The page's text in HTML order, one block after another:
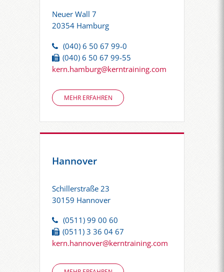
Neuer Wall 7
20354 Hamburg
(040) 6 50 67 99-0
(040) 6 50 67 99-55
kern.hamburg@kerntraining.com
MEHR ERFAHREN
Hannover
Schillerstraße 23
30159 Hannover
(0511) 99 00 60
(0511) 3 36 04 67
kern.hannover@kerntraining.com